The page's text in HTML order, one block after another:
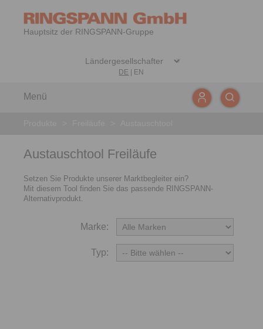
Hauptsitz der RINGSPANN-Gruppe
DE EN
Menü
Austauschtool Freiläufe
Setzen Sie Produkte unserer Marktbegleiter ein?
Mit diesem Tool finden Sie das passende RINGSPANN-
Alternativprodukt.
Marke:
Typ: